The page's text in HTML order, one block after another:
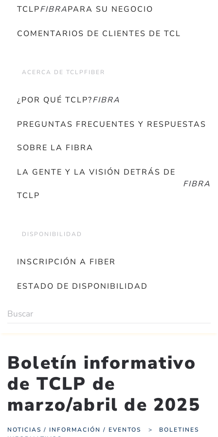
TCLPFIBRAPARA SU NEGOCIO
COMENTARIOS DE CLIENTES DE TCL
ACERCA DE TCLPFIBER
¿POR QUÉ TCLP?FIBRA
PREGUNTAS FRECUENTES Y RESPUESTAS
SOBRE LA FIBRA
LA GENTE Y LA VISIÓN DETRÁS DE
TCLP
FIBRA
DISPONIBILIDAD
INSCRIPCIÓN A FIBER
ESTADO DE DISPONIBILIDAD
Boletín informativo
de TCLP de
marzo/abril de 2025
NOTICIAS / INFORMACIÓN / EVENTOS
BOLETINES